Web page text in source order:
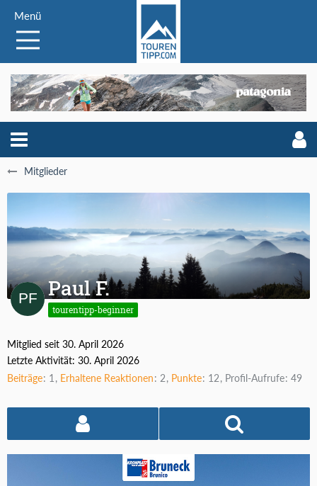
Menü
Mitglieder
Paul F.
tourentipp-beginner
Mitglied seit 30. April 2026
Letzte Aktivität: 30. April 2026
Beiträge 1 Erhaltene Reaktionen 2 Punkte 12 Profil-Aufrufe 49